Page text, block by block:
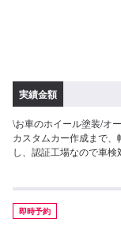
実績金額
\お車のホイール塗装/オ
カスタムカー作成まで
し、認証工場なので車
【自動車板金修理のプロ
応じた修理⭐️安心と信頼
ーに心がけ日々対応いた
即時予約